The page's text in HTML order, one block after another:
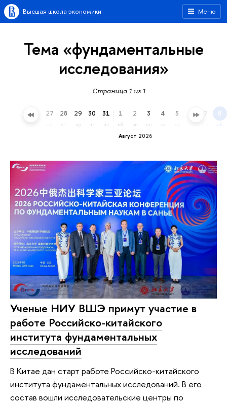
Меню
Высшая школа экономики
Тема «фундаментальные
исследования»
Страница 1 из 1
26 27 28 29
ср
30
чт
31
пт
Август 2026
1
сб
2
вс
3
пн
4 5 6 7 8
сб
Ученые НИУ ВШЭ примут участие в
работе Российско-китайского
института фундаментальных
исследований
В Китае дан старт работе Российско-китайского
института фундаментальных исследований. В его
состав вошли исследовательские центры по